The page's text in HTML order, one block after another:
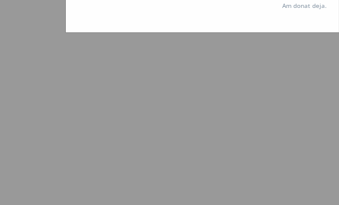
Hosterion
Am donat deja.